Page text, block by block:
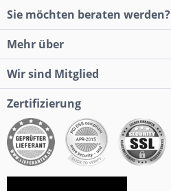
Sie möchten beraten werden?
Mehr über
Wir sind Mitglied
Zertifizierung